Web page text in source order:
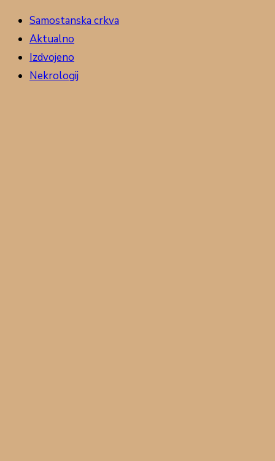
Samostanska crkva
Aktualno
Izdvojeno
Nekrologij